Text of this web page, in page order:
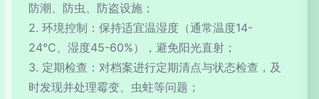
防潮、防虫、防盗设施；
2. 环境控制：保持适宜温湿度（通常温度14-
24℃、湿度45-60%），避免阳光直射；
3. 定期检查：对档案进行定期清点与状态检查，及
时发现并处理霉变、虫蛀等问题；